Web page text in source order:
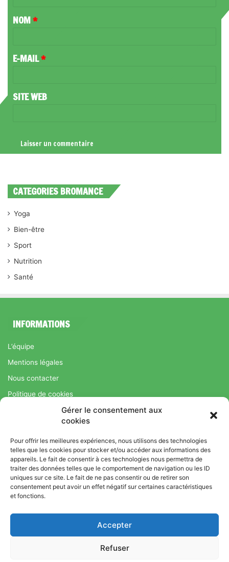
Gérer le consentement aux
cookies
Pour offrir les meilleures expériences, nous utilisons des technologies
telles que les cookies pour stocker et/ou accéder aux informations des
appareils. Le fait de consentir à ces technologies nous permettra de
traiter des données telles que le comportement de navigation ou les ID
uniques sur ce site. Le fait de ne pas consentir ou de retirer son
consentement peut avoir un effet négatif sur certaines caractéristiques
et fonctions.
Accepter
Refuser
A
R
NOM*
E-MAIL*
SITE WEB
CATEGORIES BROMANCE
Yoga
Bien-être
Sport
Nutrition
Santé
INFORMATIONS
L’équipe
Mentions légales
Nous contacter
Politique de cookies
Régime Savoir Maigrir.fr : La méthode Jean-Michel Cohen pour
une perte de poids durable
© Copyright 2026, Tous droits réservés |Bromance
Bien-Être : Yoga, Bien-être, Nutrition et Sport
L’équipe
Régime Savoir Maigrir.fr : La méthode Jean-Michel Cohen pour
une perte de poids durable